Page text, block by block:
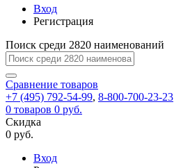
регистрации.
Ок
Запомнить
меня
Забыли
ссылку
на
указанный
электронный
адрес,
перейдя
по
которой
вы
новый
ссылка.
Перейдите
по
для
смены
пароля.
Сменить
Войти
Сообщение
пользовательского
соглашения
Вход
Регистрация
Поиск среди 2820 наименований
Сравнение товаров
+7 (495) 792-54-99, 8-800-700-23-23
0 товаров 0 руб.
Скидка
0 руб.
Вход